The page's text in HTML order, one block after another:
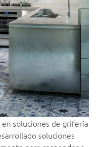
soluciones de grifería
soluciones